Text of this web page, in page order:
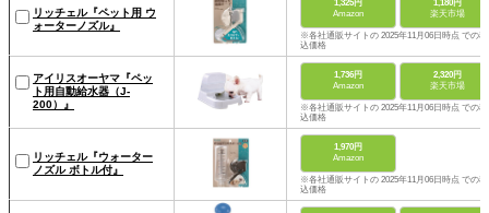
リッチェル『ペット用 ウ
ォーターノズル』
1,325円
Amazon
1,180円
楽天市場
※各社通販サイトの 2025年11月06日時点 での税
込価格
アイリスオーヤマ『ペッ
ト用自動給水器（J-
200）』
1,736円
Amazon
2,320円
楽天市場
※各社通販サイトの 2025年11月06日時点 での税
込価格
リッチェル『ウォーター
ノズル ボトル付』
1,970円
Amazon
※各社通販サイトの 2025年11月06日時点 での税
込価格